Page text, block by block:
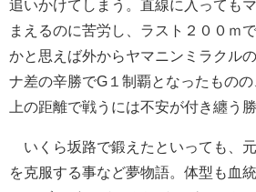
追いかけてしまう。直線に入っても
まえるのに苦労し、ラスト２００ｍ
かと思えば外からヤマニンミラクル
ナ差の辛勝でG１制覇となったもの
上の距離で戦うには不安が付き纏う
いくら坂路で鍛えたといっても、
を克服する事など夢物語。体型も血